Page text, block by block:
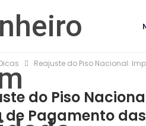
Reajuste do Piso Nacional:
do Piso
de Pagamento